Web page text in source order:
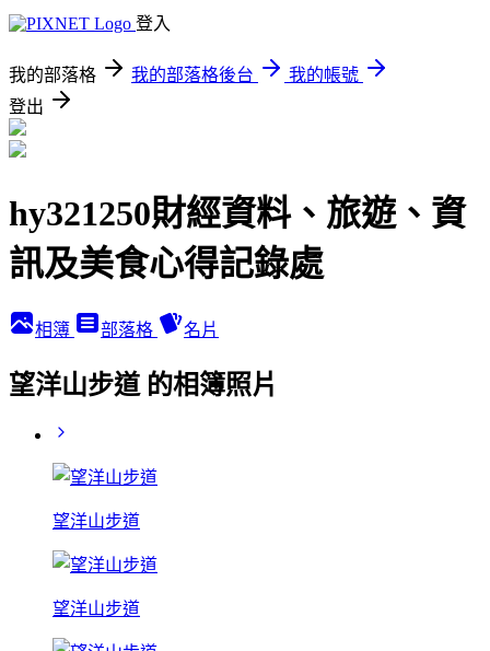
登入
我的部落格 我的部落格後台
我的帳號
登出
hy321250財經資料、旅遊、資
訊及美食心得記錄處
相簿 部落格 名片
望洋山步道 的相簿照片
望洋山步道
望洋山步道